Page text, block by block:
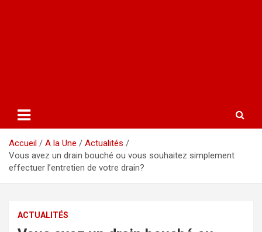
Accueil A la Une
Actualités
Vous avez un drain bouché ou vous souhaitez simplement
effectuer l’entretien de votre drain?
ACTUALITÉS